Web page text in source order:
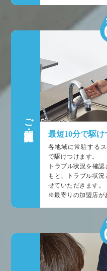
ご訪問・状況確認
最短10分で駆け
各地域に常駐する
で駆けつけます。
トラブル状況を確
もと、トラブル状
せていただきます。
※最寄りの加盟店が